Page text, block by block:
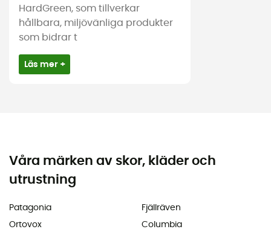
HardGreen, som tillverkar
hållbara, miljövänliga produkter
som bidrar t
Läs mer +
Våra märken av skor, kläder och
utrustning
Patagonia
Ortovox
Fjällräven
Columbia